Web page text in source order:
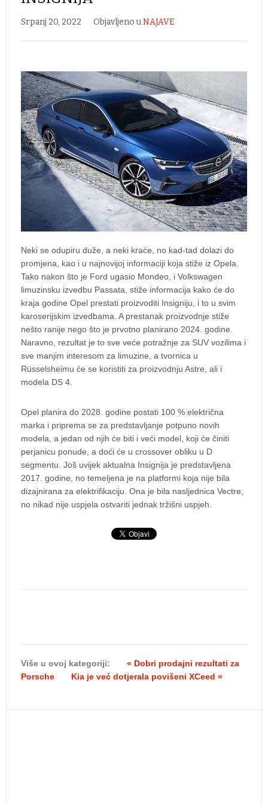
Srpanj 20, 2022 Objavljeno uNAJAVE
Neki se odupiru duže, a neki kraće, no kad-tad dolazi do
promjena, kao i u najnovijoj informaciji koja stiže iz Opela.
Tako nakon što je Ford ugasio Mondeo, i Volkswagen
limuzinsku izvedbu Passata, stiže informacija kako će do
kraja godine Opel prestati proizvoditi Insigniju, i to u svim
karoserijskim izvedbama. A prestanak proizvodnje stiže
nešto ranije nego što je prvotno planirano 2024. godine.
Naravno, rezultat je to sve veće potražnje za SUV vozilima i
sve manjim interesom za limuzine, a tvornica u
Rüsselsheimu će se koristiti za proizvodnju Astre, ali i
modela DS 4.
Opel planira do 2028. godine postati 100 % električna
marka i priprema se za predstavljanje potpuno novih
modela, a jedan od njih će biti i veći model, koji će činiti
perjanicu ponude, a doći će u crossover obliku u D
segmentu. Još uvijek aktualna Insignija je predstavljena
2017. godine, no temeljena je na platformi koja nije bila
dizajnirana za elektrifikaciju. Ona je bila nasljednica Vectre,
no nikad nije uspjela ostvariti jednak tržišni uspjeh.
Više u ovoj kategoriji:
« Dobri prodajni rezultati za
Porsche
Kia je već dotjerala povišeni XCeed »